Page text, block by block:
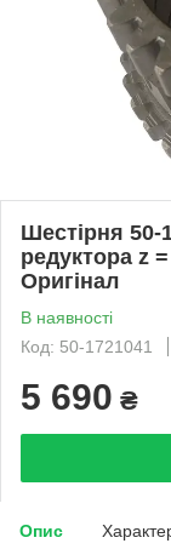
Шестірня 50-
редуктора z
Оригінал
В наявності
Код: 50-1721041
5 690 ₴
Опис